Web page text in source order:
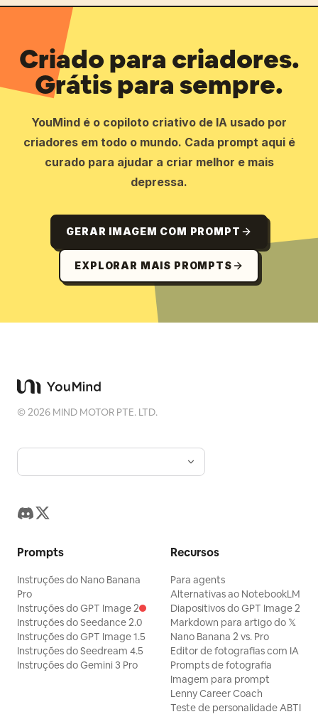
Criado para criadores.
Grátis para sempre.
YouMind é o copiloto criativo de IA usado por
criadores em todo o mundo. Cada prompt aqui é
curado para ajudar a criar melhor e mais
depressa.
GERAR IMAGEM COM PROMPT
EXPLORAR MAIS PROMPTS
©2026 MIND MOTOR PTE. LTD.
Prompts
Instruções do Nano Banana
Pro
Instruções do GPT Image 2
Instruções do Seedance 2.0
Instruções do GPT Image 1.5
Instruções do Seedream 4.5
Instruções do Gemini 3 Pro
Recursos
Para agents
Alternativas ao NotebookLM
Diapositivos do GPT Image 2
Markdown para artigo do 𝕏
Nano Banana 2 vs. Pro
Editor de fotografias com IA
Prompts de fotografia
Imagem para prompt
Lenny Career Coach
Teste de personalidade ABTI